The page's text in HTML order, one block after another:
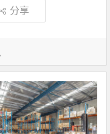
分享